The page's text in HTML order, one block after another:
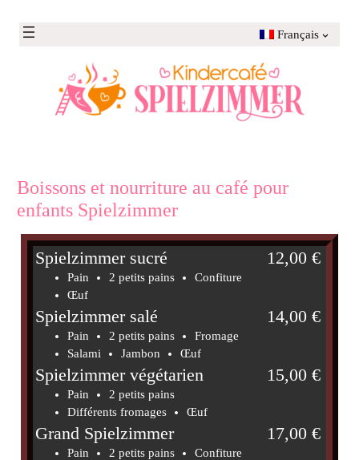
Français
Boissons et nourriture au café pour
enfants Spielzimmer
Spielzimmer sucré
Pain 2 petits pains
Confiture
Œuf
12,00 €
Spielzimmer salé
Pain 2 petits pains
Fromage
Salami
Jambon Œuf
14,00 €
Spielzimmer végétarien
Pain
2 petits pains
Différents fromages
Œuf
15,00 €
Grand Spielzimmer
Pain 2 petits pains
Confiture
17,00 €